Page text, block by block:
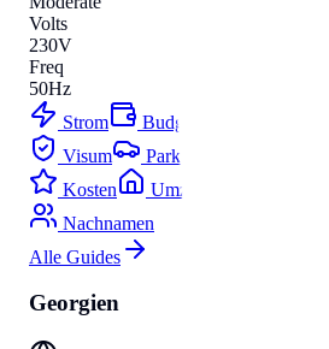
Volts
230V
Freq
50Hz
Strom
Budget
Visum
Parken
Kosten
Umzug
Nachnamen
Alle Guides
Georgien